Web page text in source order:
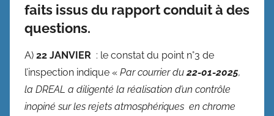
faits issus du rapport conduit à des
questions.
A) 22 JANVIER : le constat du point n°3 de
l’inspection indique « Par courrier du22-01-2025,
la DREAL a diligenté la réalisation d’un contrôle
inopiné sur les rejets atmosphériques en chrome